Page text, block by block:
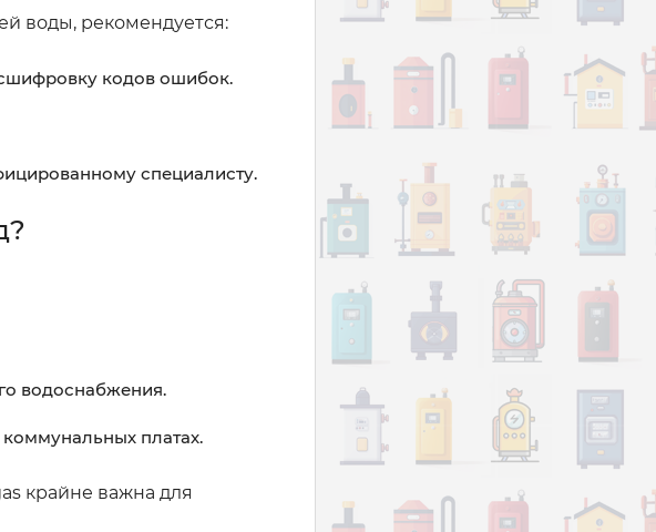
воды, рекомендуется:
кодов ошибок.
специалисту.
водоснабжения.
платах.
крайне важна для